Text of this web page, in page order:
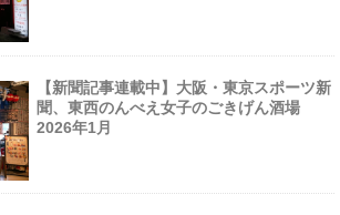
【新聞記事連載中】大阪・東京スポーツ新
聞、東西のんべえ女子のごきげん酒場
2026年1月